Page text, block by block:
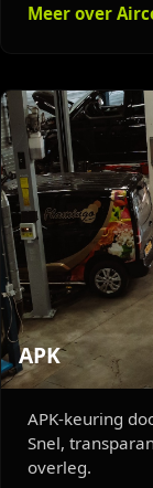
Meer over
APK
APK-keuring
Snel,
overleg.